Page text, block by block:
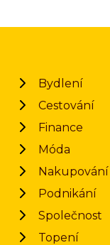
Bydlení
Cestování
Finance
Móda
Nakupování
Podnikání
Společnost
Topení